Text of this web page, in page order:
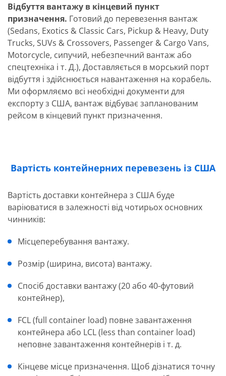
Відбуття вантажу в кінцевий пункт
призначення. Готовий до перевезення вантаж
(Sedans, Exotics & Classic Cars, Pickup & Heavy, Duty
Trucks, SUVs & Crossovers, Passenger & Cargo Vans,
Motorcycle, сипучий, небезпечний вантаж або
спецтехніка і т. Д.), Доставляється в морський порт
відбуття і здійснюється навантаження на корабель.
Ми оформляємо всі необхідні документи для
експорту з США, вантаж відбуває запланованим
рейсом в кінцевий пункт призначення.
Вартість контейнерних перевезень із США
Вартість доставки контейнера з США буде
варіюватися в залежності від чотирьох основних
чинників:
Місцеперебування вантажу.
Розмір (ширина, висота) вантажу.
Спосіб доставки вантажу (20 або 40-футовий
контейнер),
FCL (full container load) повне завантаження
контейнера або LCL (less than container load)
неповне завантаження контейнерів і т. д.
Кінцеве місце призначення. Щоб дізнатися точну